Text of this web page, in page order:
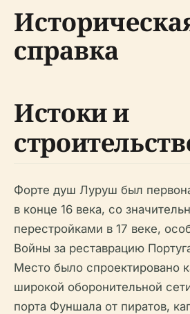
справка
Истоки и
Форте душ Луруш был
в конце 16 века, со
перестройками в 17 веке,
Войны за реставрацию
Место было спроектировано
широкой оборонительной
порта Фуншала от пиратов,